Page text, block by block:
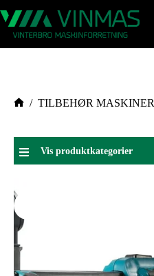
/ TILBEHØR MASKINER
Vis produktkategorier